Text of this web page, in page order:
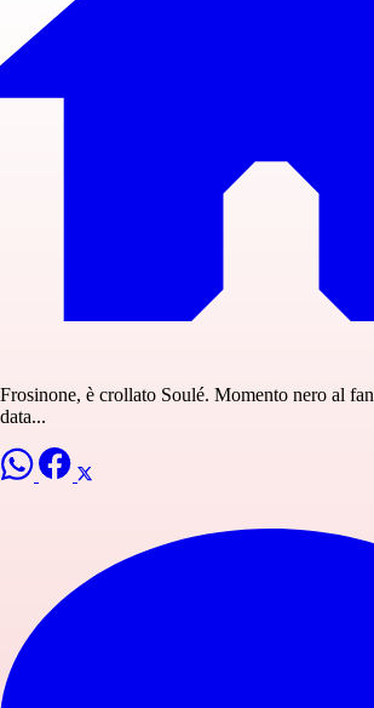
Frosinone, è crollato Soulé. Momento nero al
data...